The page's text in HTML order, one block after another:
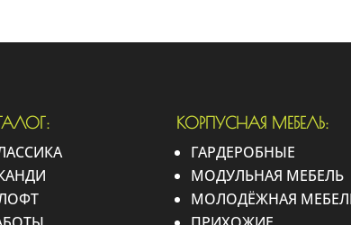
КОРПУСНАЯ МЕБЕЛЬ:
ГАРДЕРОБНЫЕ
МОДУЛЬНАЯ МЕБЕЛЬ
МОЛОДЁЖНАЯ